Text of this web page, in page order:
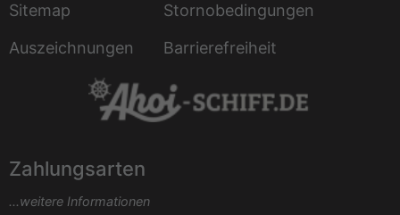
Sitemap
Stornobedingungen
Auszeichnungen
Barrierefreiheit
Zahlungsarten
...weitere Informationen